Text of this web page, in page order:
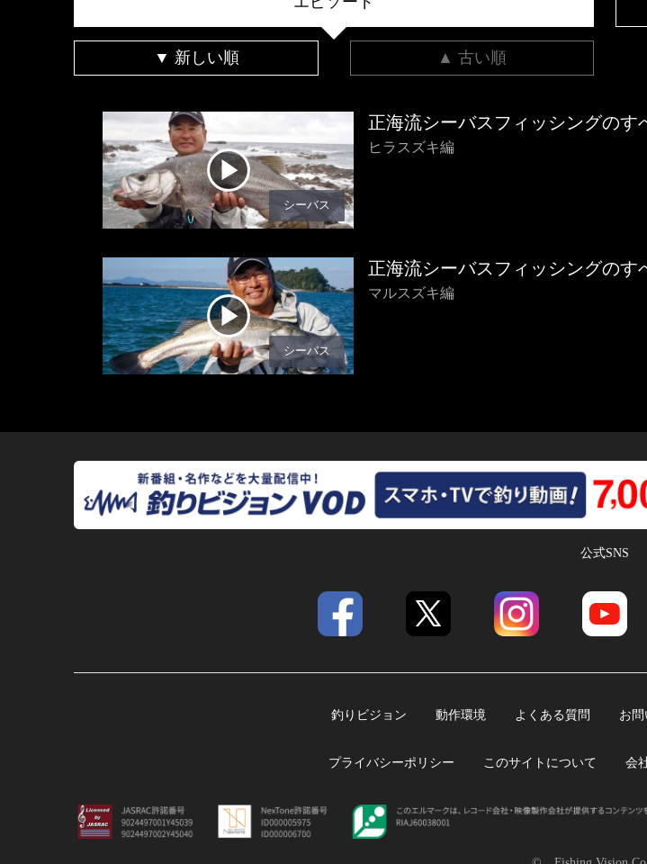
▼ 新しい順 ▲ 古い順
シーバス
正海流シーバスフィッシングのす
ヒラスズキ編
シーバス
正海流シーバスフィッシングのす
マルスズキ編
公式SNS
釣りビジョン 動作環境 よくある質問 お
プライバシーポリシー このサイトについて 会